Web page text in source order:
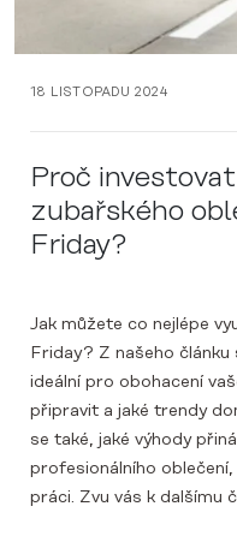
18 LISTOPADU 2024
Proč
zubařského
Friday?
Jak můžete co nejlépe
Friday? Z našeho
ideální pro obohacení
připravit a jaké trendy
se také, jaké výhody
profesionálního
práci. Zvu vás k dalšímu